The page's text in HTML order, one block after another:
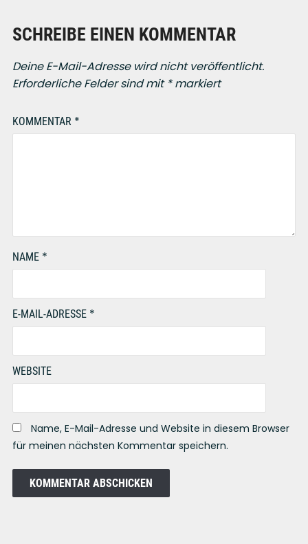
SCHREIBE EINEN KOMMENTAR
Deine E-Mail-Adresse wird nicht veröffentlicht.
Erforderliche Felder sind mit *markiert
KOMMENTAR *
NAME *
E-MAIL-ADRESSE *
WEBSITE
Name, E-Mail-Adresse und Website in diesem Browser
für meinen nächsten Kommentar speichern.